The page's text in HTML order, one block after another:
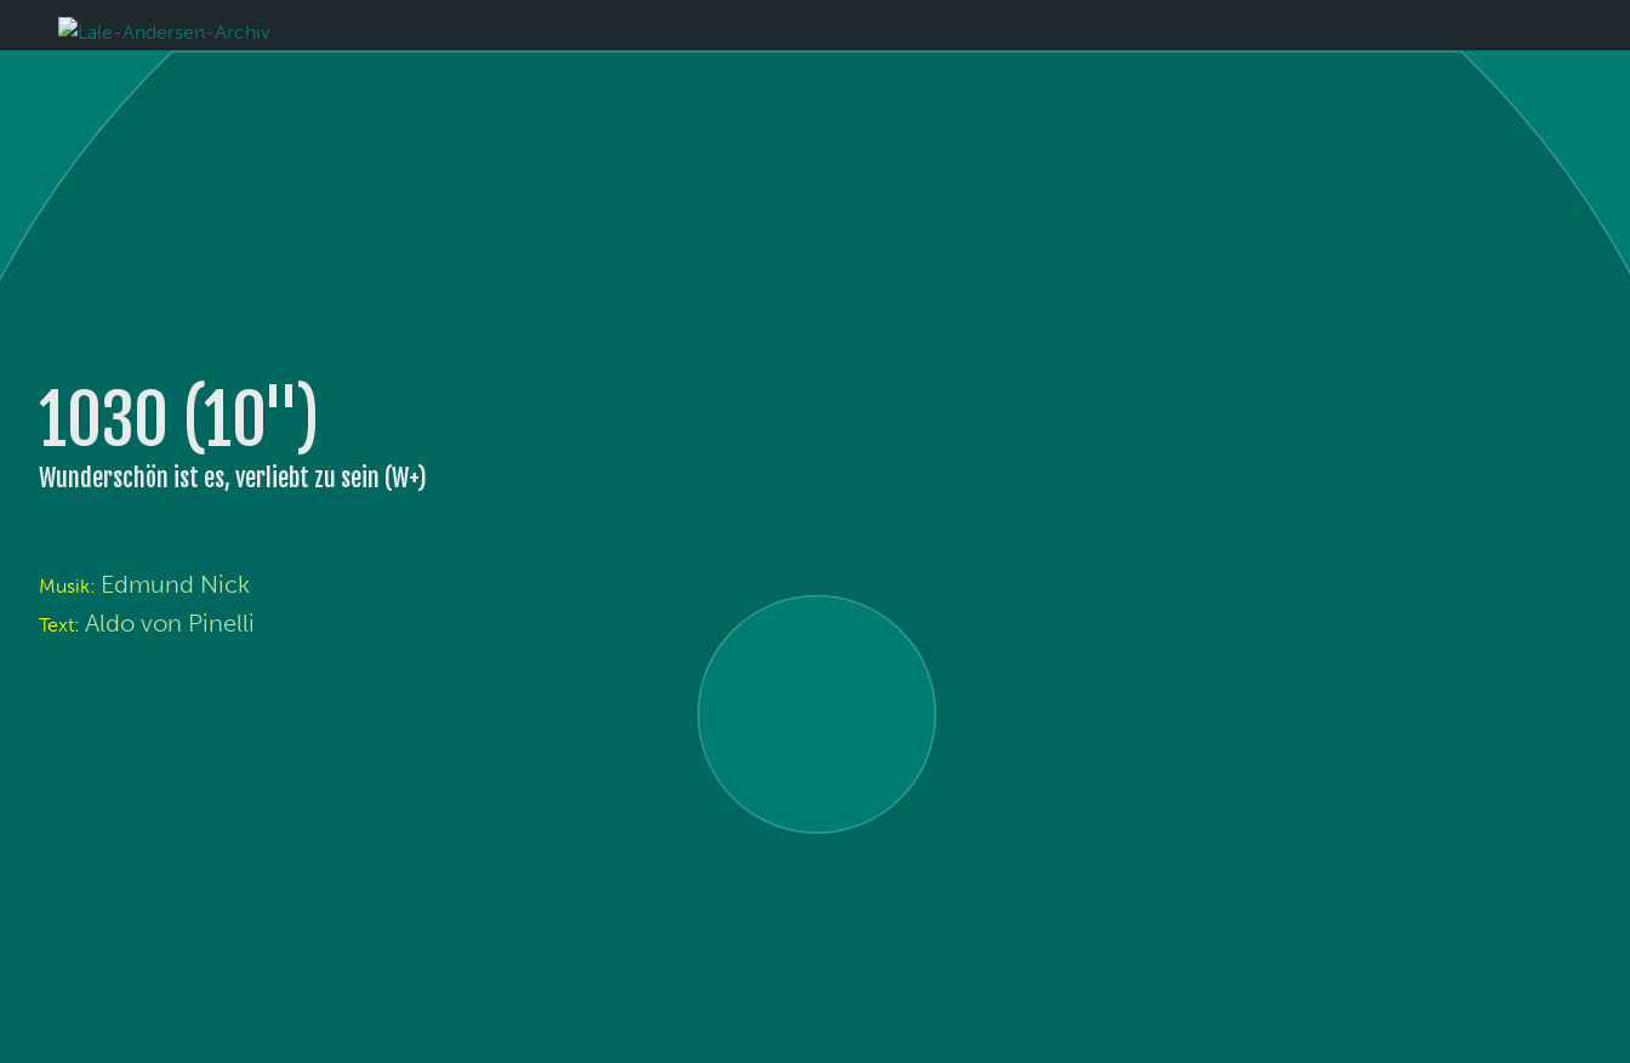
1030 (10'')
Wunderschön ist es, verliebt zu sein (W+)
Musik: Edmund Nick
Text: Aldo von Pinelli